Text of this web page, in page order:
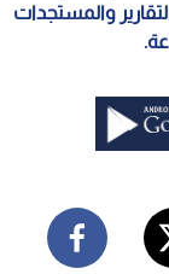
والمستجدات